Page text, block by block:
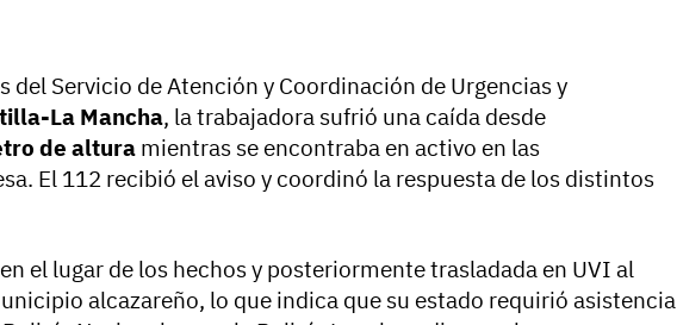
del Servicio de Atención y Coordinación de Urgencias y
La Mancha, la trabajadora sufrió una caída desde
de altura mientras se encontraba en activo en las
El 112 recibió el aviso y coordinó la respuesta de los distintos
el lugar de los hechos y posteriormente trasladada en UVI al
alcazareño, lo que indica que su estado requirió asistencia